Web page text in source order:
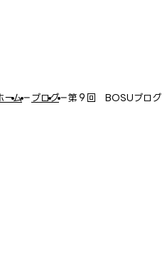
ーム− ブログ−第９回 BOSUブログ